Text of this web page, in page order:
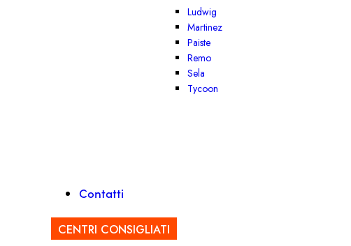
Ludwig
Martinez
Paiste
Remo
Sela
Tycoon
Contatti
CENTRI CONSIGLIATI